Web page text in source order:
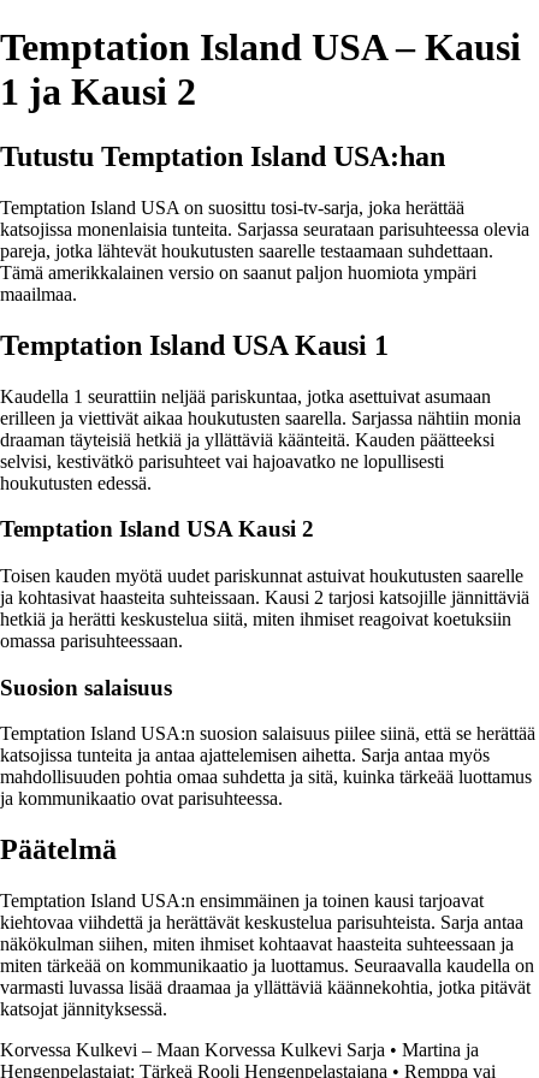
Temptation Island USA – Kausi
1 ja Kausi 2
Tutustu Temptation Island USA:han
Temptation Island USA on suosittu tosi-tv-sarja, joka herättää
katsojissa monenlaisia tunteita. Sarjassa seurataan parisuhteessa olevia
pareja, jotka lähtevät houkutusten saarelle testaamaan suhdettaan.
Tämä amerikkalainen versio on saanut paljon huomiota ympäri
maailmaa.
Temptation Island USA Kausi 1
Kaudella 1 seurattiin neljää pariskuntaa, jotka asettuivat asumaan
erilleen ja viettivät aikaa houkutusten saarella. Sarjassa nähtiin monia
draaman täyteisiä hetkiä ja yllättäviä käänteitä. Kauden päätteeksi
selvisi, kestivätkö parisuhteet vai hajoavatko ne lopullisesti
houkutusten edessä.
Temptation Island USA Kausi 2
Toisen kauden myötä uudet pariskunnat astuivat houkutusten saarelle
ja kohtasivat haasteita suhteissaan. Kausi 2 tarjosi katsojille jännittäviä
hetkiä ja herätti keskustelua siitä, miten ihmiset reagoivat koetuksiin
omassa parisuhteessaan.
Suosion salaisuus
Temptation Island USA:n suosion salaisuus piilee siinä, että se herättää
katsojissa tunteita ja antaa ajattelemisen aihetta. Sarja antaa myös
mahdollisuuden pohtia omaa suhdetta ja sitä, kuinka tärkeää luottamus
ja kommunikaatio ovat parisuhteessa.
Päätelmä
Temptation Island USA:n ensimmäinen ja toinen kausi tarjoavat
kiehtovaa viihdettä ja herättävät keskustelua parisuhteista. Sarja antaa
näkökulman siihen, miten ihmiset kohtaavat haasteita suhteessaan ja
miten tärkeää on kommunikaatio ja luottamus. Seuraavalla kaudella on
varmasti luvassa lisää draamaa ja yllättäviä käännekohtia, jotka pitävät
katsojat jännityksessä.
Korvessa Kulkevi – Maan Korvessa Kulkevi Sarja • Martina ja
Hengenpelastajat: Tärkeä Rooli Hengenpelastajana • Remppa vai